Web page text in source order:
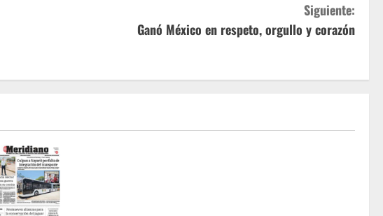
Siguiente:
Ganó México en respeto, orgullo y corazón